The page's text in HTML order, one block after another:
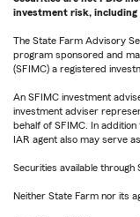
investment risk, including
The State Farm Advisory
program sponsored and
(SFIMC) a registered
An SFIMC investment
investment adviser
behalf of SFIMC. In
IAR agent also may serve
Securities available through
Neither State Farm nor its